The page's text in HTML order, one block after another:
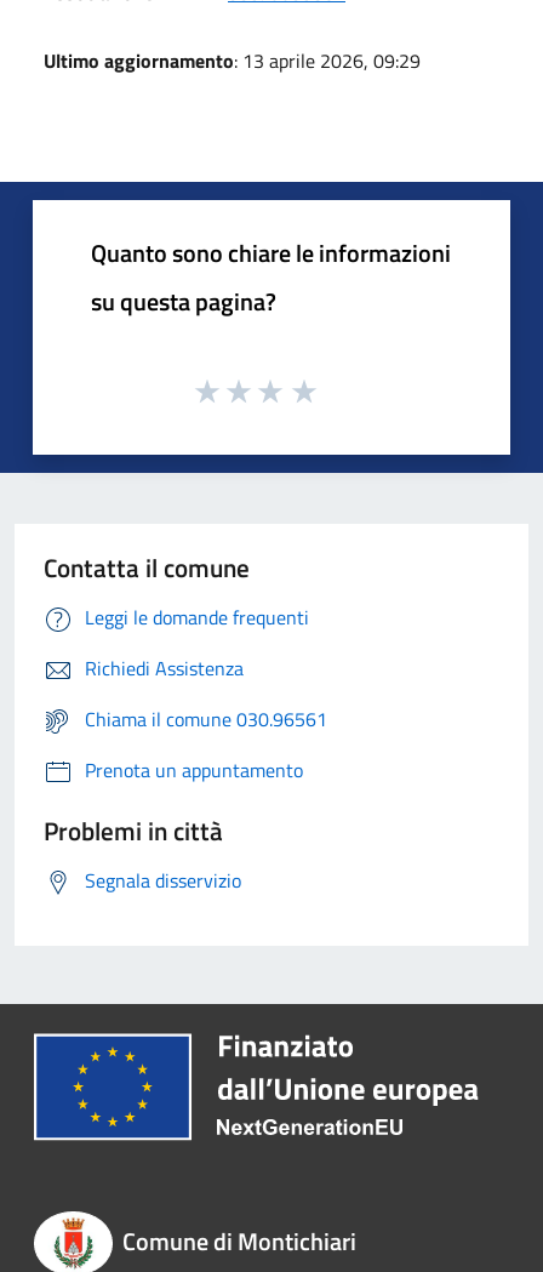
Ultimo aggiornamento: 13 aprile 2026, 09:29
Quanto sono chiare le informazioni
su questa pagina?
Contatta il comune
Leggi le domande frequenti
Richiedi Assistenza
Chiama il comune 030.96561
Prenota un appuntamento
Problemi in città
Segnala disservizio
Comune di Montichiari